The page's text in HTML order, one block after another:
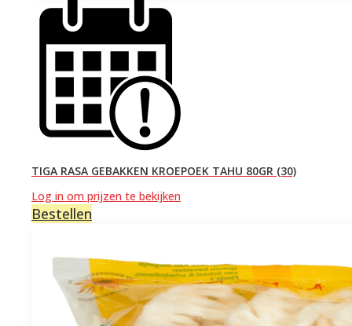
TIGA RASA GEBAKKEN KROEPOEK TAHU 80GR (30)
Log in om prijzen te bekijken
Bestellen